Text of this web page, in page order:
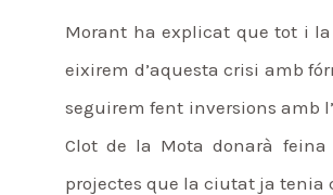
Morant ha explicat que tot i la
eixirem d’aquesta crisi amb
seguirem fent inversions amb
Clot de la Mota donarà
projectes que la ciutat ja tenia